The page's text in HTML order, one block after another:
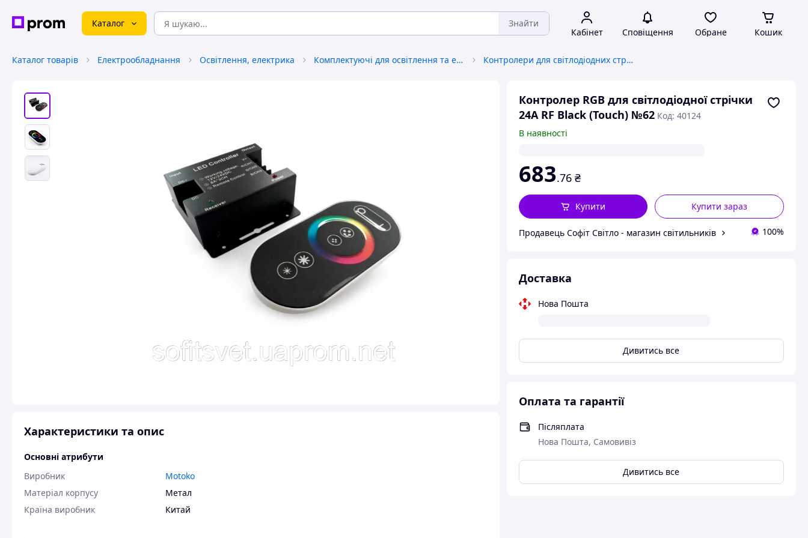
Каталог Знайти
Кабінет Сповіщення Обране Кошик
Каталог товарів Електрообладнання Освітлення, електрика Комплектуючі для освітлення та електрики Контролери для світлодіодних стрічок
Контролер RGB для світлодіодної стрічки
24А RF Black (Touch) №62 Код: 40124
В наявності
683.76 ₴
Купити зараз
Купити
Продавець Софіт Світло - магазин світильників 100%
Доставка
Нова Пошта
Дивитись все
Оплата та гарантії
Післяплата
Нова Пошта, Самовивіз
Дивитись все
Характеристики та опис
Основні атрибути
Виробник
Motoko
Матеріал корпусу
Метал
Країна виробник
Китай